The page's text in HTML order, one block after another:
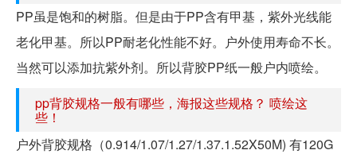
PP虽是饱和的树脂。但是由于PP含有甲基，紫外光线能
老化甲基。所以PP耐老化性能不好。户外使用寿命不长。
当然可以添加抗紫外剂。所以背胶PP纸一般户内喷绘。
pp背胶规格一般有哪些，海报这些规格？ 喷绘这
些！
户外背胶规格（0.914/1.07/1.27/1.37.1.52X50M) 有120G